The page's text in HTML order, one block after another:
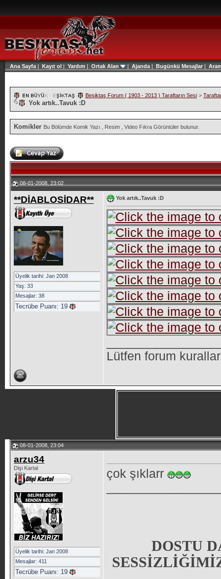
Ana Sayfa | Kayıt ol | Yardım | Ortak Alan | Ajanda | Bugünkü Mesajlar|
Beşiktaş Forum ( 1903 - 2013 ) Taraftarın Sesi >
Yok artık..Tavuk :D
Komikler Bu Bölümde Komik Yazı , Resim , Video Fıkra Görüntüler bulunur.
08-01-2008, 23:02
**DİABLOSİDAR**
Üyelik tarihi: Jan 2008
Yaş: 33
Mesajlar: 38
Tecrübe Puanı: 19
Yok artık..Tavuk :D
Lütfen forum
08-01-2008, 23:04
arzu34
Dişi Kartal
Üyelik tarihi: Jan 2008
Mesajlar: 411
Tecrübe Puanı: 19
çok şıklarr
DOSTU